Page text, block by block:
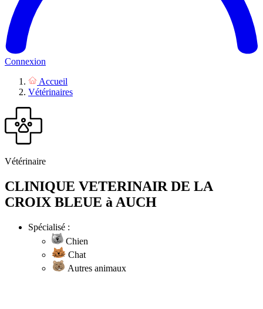
Connexion
Accueil
Vétérinaires
Vétérinaire
CLINIQUE VETERINAIR DE LA
CROIX BLEUE à AUCH
Spécialisé :
Chien
Chat
Autres animaux